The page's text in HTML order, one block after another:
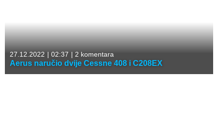
27.12.2022 | 02:37 | 2 komentara
Aerus naručio dvije Cessne 408 i C208EX